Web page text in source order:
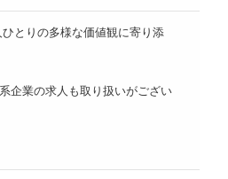
とりの多様な価値観に寄り添
企業の求人も取り扱いがござい